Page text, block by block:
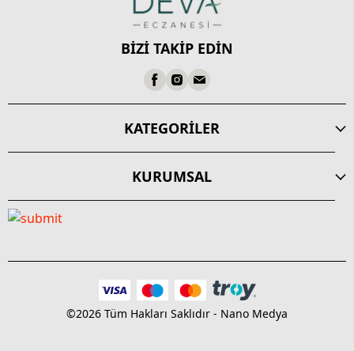
BİZİ TAKİP EDİN
KATEGORİLER
KURUMSAL
©2026 Tüm Hakları Saklıdır - Nano Medya